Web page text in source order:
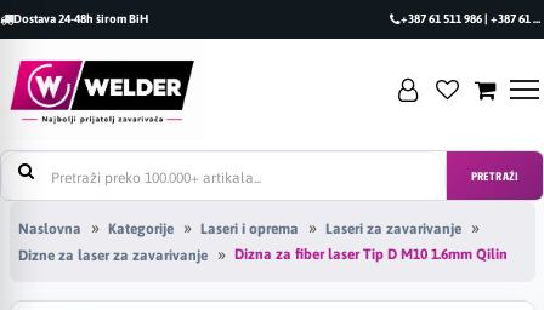
Dostava 24-48h širom BiH +387 61 511 986 | +387 61 493 470
PRETRAŽI
Naslovna Kategorije Laseri i oprema
Laseri za zavarivanje
Dizne za laser za zavarivanje
Dizna za fiber laser Tip D M10 1.6mm Qilin